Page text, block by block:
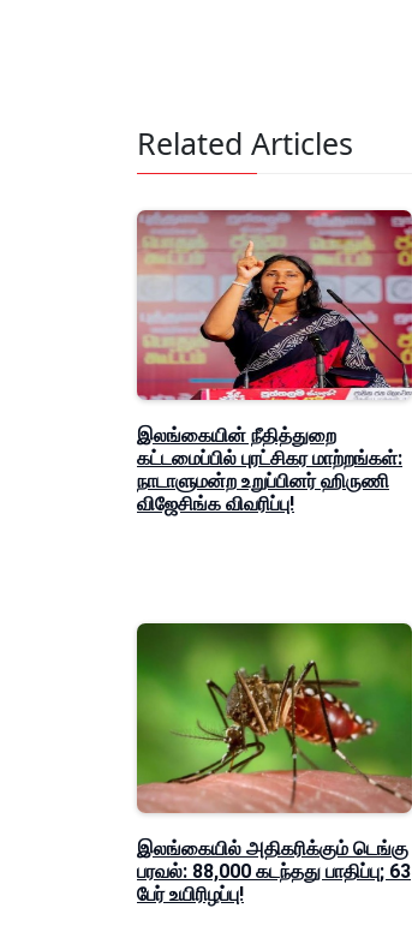
Related Articles
இலங்கையின் நீதித்துறை
கட்டமைப்பில் புரட்சிகர மாற்றங்கள்:
நாடாளுமன்ற உறுப்பினர் ஹிருணி
விஜேசிங்க விவரிப்பு!
இலங்கையில் அதிகரிக்கும் டெங்கு
பரவல்: 88,000 கடந்தது பாதிப்பு; 63
பேர் உயிரிழப்பு!